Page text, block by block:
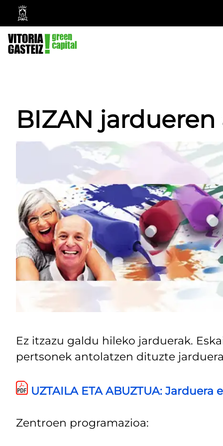
Vitoria-
Gasteizko
Udala
BIZAN
Ez itzazu galdu hileko jarduerak.
pertsonek antolatzen dituzte
UZTAILA ETA ABUZTUA: Jarduera
Zentroen programazioa: